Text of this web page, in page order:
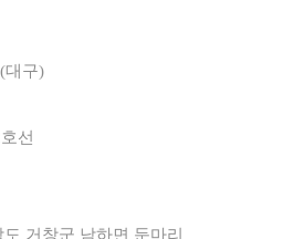
대구)
선
거창군 남하면 둔마리